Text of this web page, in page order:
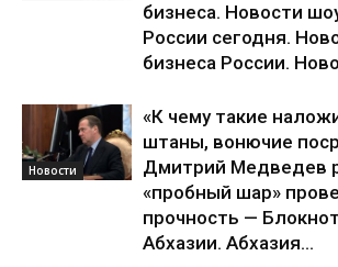
бизнеса. Новости
России сегодня.
бизнеса России.
Новости
«К чему такие
штаны, вонючие
Дмитрий Медведев
«пробный шар»
прочность —
Абхазии. Абхазия...